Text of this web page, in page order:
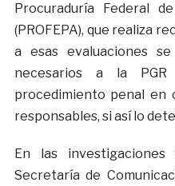
Procuraduría Federal
(PROFEPA), que realiza
a esas evaluaciones
necesarios a la
procedimiento penal en
responsables, si así lo
En las
Secretaría de